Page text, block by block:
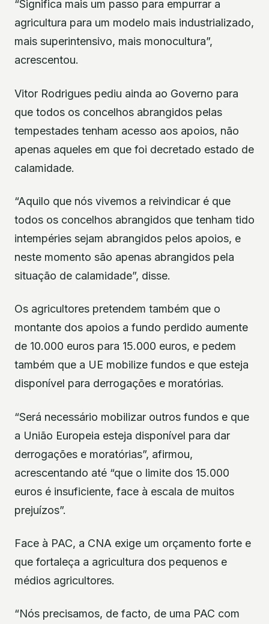
“Significa mais um passo para empurrar a
agricultura para um modelo mais industrializado,
mais superintensivo, mais monocultura”,
acrescentou.
Vitor Rodrigues pediu ainda ao Governo para
que todos os concelhos abrangidos pelas
tempestades tenham acesso aos apoios, não
apenas aqueles em que foi decretado estado de
calamidade.
“Aquilo que nós vivemos a reivindicar é que
todos os concelhos abrangidos que tenham tido
intempéries sejam abrangidos pelos apoios, e
neste momento são apenas abrangidos pela
situação de calamidade”, disse.
Os agricultores pretendem também que o
montante dos apoios a fundo perdido aumente
de 10.000 euros para 15.000 euros, e pedem
também que a UE mobilize fundos e que esteja
disponível para derrogações e moratórias.
“Será necessário mobilizar outros fundos e que
a União Europeia esteja disponível para dar
derrogações e moratórias”, afirmou,
acrescentando até “que o limite dos 15.000
euros é insuficiente, face à escala de muitos
prejuízos”.
Face à PAC, a CNA exige um orçamento forte e
que fortaleça a agricultura dos pequenos e
médios agricultores.
“Nós precisamos, de facto, de uma PAC com